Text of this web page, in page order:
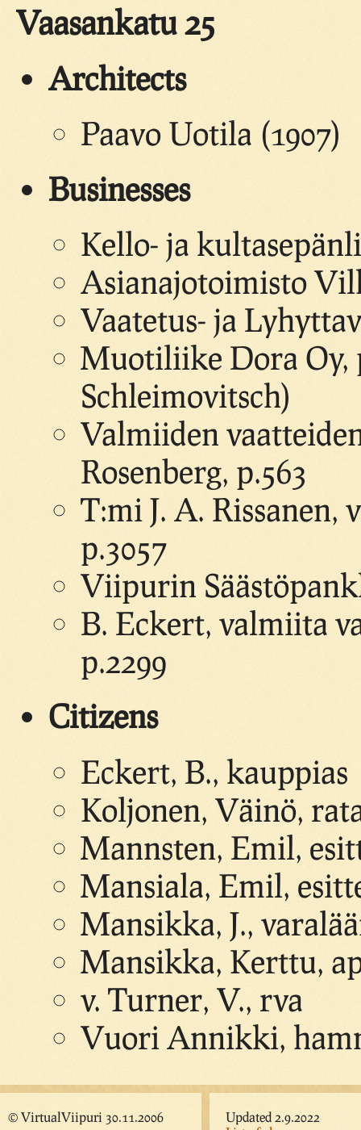
Vaasankatu 25
Architects
Paavo Uotila (1907)
Businesses
Kello- ja
Asianajotoimisto
Vaatetus- ja
Muotiliike Dora Oy,
Schleimovitsch)
Valmiiden
Rosenberg, p.563
T:mi J. A.
p.3057
Viipurin
B. Eckert, valmiita
p.2299
Citizens
Eckert, B., kauppias
Koljonen, Väinö,
Mannsten, Emil,
Mansiala, Emil,
Mansikka, J.,
Mansikka, Kerttu,
v. Turner, V., rva
Vuori Annikki,
© VirtualViipuri 30.11.2006
Updated 2.9.2022